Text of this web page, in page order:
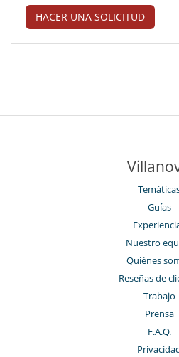
HACER UNA SOLICITUD
Guías
Nuestro
Quiénes
Reseñas de
Trabajo
Prensa
F.A.Q.